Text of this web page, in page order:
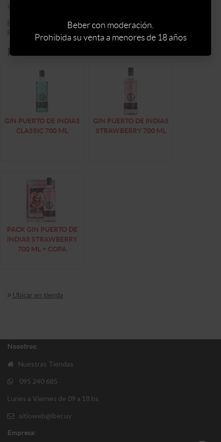
cítricos como pomelo, lima, piel de naranja y limón.
El resultado es una ginebra muy personal, suave y expresiva.
Estamos seguros de que protagonizará tus cócteles y gin-tonic.
Productos alternativos:
GIN PUERTO DE INDIAS
CLASSIC 700 ML
GIN PUERTO DE INDIAS
STRAWBERRY 700 ML
PACK GIN PUERTO DE
INDIAS STRAWBERRY
700 ML + COPA
Ubicar en tienda
Nosotros:
Nuestras Tiendas
095 240 685
Lunes a Viernes de 09 a 18 hs
sitioweb@iber.uy
Empresa:
Beber con moderación.
Prohibida su venta a menores de 18 años